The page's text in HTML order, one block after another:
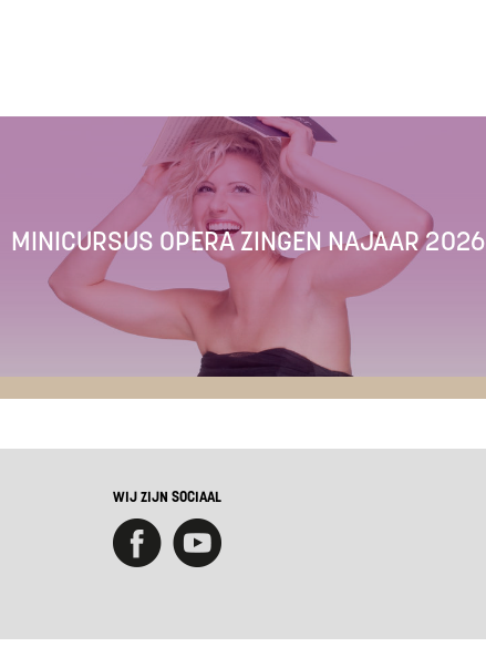
MINICURSUS OPERA ZINGEN NAJAAR 2026
WIJ ZIJN SOCIAAL